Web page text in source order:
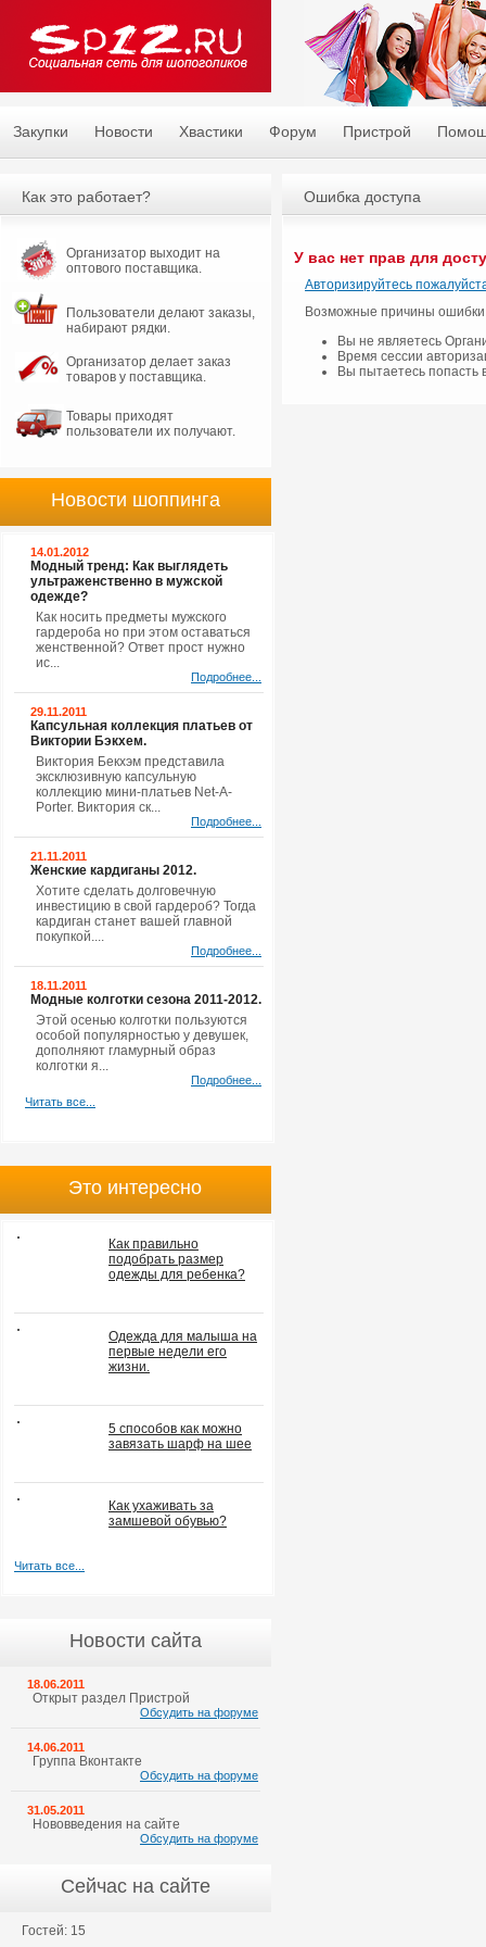
Закупки Новости Хвастики Форум Пристрой
Ошибка доступа
У вас нет прав для
Авторизируйтесь
Возможные причины
Вы не являетесь
Время сессии
Вы пытаетесь попасть
Как это работает?
Организатор выходит на
оптового поставщика.
Пользователи делают заказы,
набирают рядки.
Организатор делает заказ
товаров у поставщика.
Товары приходят
пользователи их получают.
Новости шоппинга
14.01.2012
Модный тренд: Как выглядеть
ультраженственно в мужской
одежде?
Как носить предметы мужского
гардероба но при этом оставаться
женственной? Ответ прост нужно
ис...
Подробнее...
29.11.2011
Капсульная коллекция платьев от
Виктории Бэкхем.
Виктория Бекхэм представила
эксклюзивную капсульную
коллекцию мини-платьев Net-A-
Porter. Виктория ск...
Подробнее...
21.11.2011
Женские кардиганы 2012.
Хотите сделать долговечную
инвестицию в свой гардероб? Тогда
кардиган станет вашей главной
покупкой....
Подробнее...
18.11.2011
Модные колготки сезона 2011-2012.
Этой осенью колготки пользуются
особой популярностью у девушек,
дополняют гламурный образ
колготки я...
Подробнее...
Читать все...
Это интересно
Как правильно
подобрать размер
одежды для ребенка?
Одежда для малыша на
первые недели его
жизни.
5 способов как можно
завязать шарф на шее
Как ухаживать за
замшевой обувью?
Читать все...
Новости сайта
18.06.2011
Открыт раздел Пристрой
Обсудить на форуме
14.06.2011
Группа Вконтакте
Обсудить на форуме
31.05.2011
Нововведения на сайте
Обсудить на форуме
Сейчас на сайте
Гостей: 15